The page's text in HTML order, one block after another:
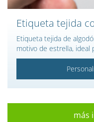
Etiqueta tejida
Etiqueta tejida de
motivo de estrella, ideal
más